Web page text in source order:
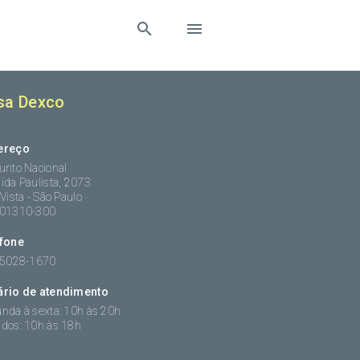
Dexco
Nacional
Paulista, 2073
- São Paulo
300
1670
de atendimento
à sexta: 10h às 20h
10h às 18h